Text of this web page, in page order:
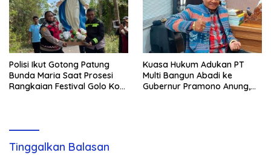
Polisi Ikut Gotong Patung
Bunda Maria Saat Prosesi
Rangkaian Festival Golo Koe
Kuasa Hukum Adukan PT
Multi Bangun Abadi ke
Gubernur Pramono Anung,
Tinggalkan Balasan